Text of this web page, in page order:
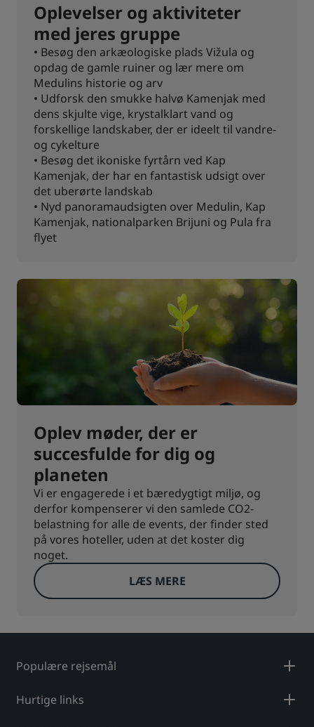
Oplevelser og aktiviteter
med jeres gruppe
• Besøg den arkæologiske plads Vižula og
opdag de gamle ruiner og lær mere om
Medulins historie og arv
• Udforsk den smukke halvø Kamenjak med
dens skjulte vige, krystalklart vand og
forskellige landskaber, der er ideelt til vandre-
og cykelture
• Besøg det ikoniske fyrtårn ved Kap
Kamenjak, der har en fantastisk udsigt over
det uberørte landskab
• Nyd panoramaudsigten over Medulin, Kap
Kamenjak, nationalparken Brijuni og Pula fra
flyet
Oplev møder, der er
succesfulde for dig og
planeten
Vi er engagerede i et bæredygtigt miljø, og
derfor kompenserer vi den samlede CO2-
belastning for alle de events, der finder sted
på vores hoteller, uden at det koster dig
noget.
LÆS MERE
Populære rejsemål
Hurtige links